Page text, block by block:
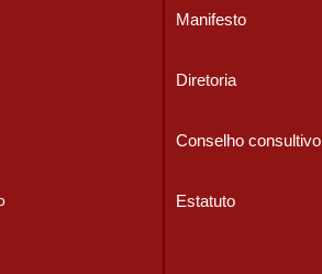
Manifesto
Diretoria
Conselho consultivo
Estatuto